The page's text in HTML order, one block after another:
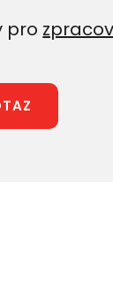
pro